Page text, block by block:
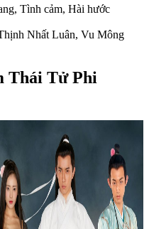
Tình cảm, Hài hước
Nhất Luân, Vu Mông
Thái Tử Phi